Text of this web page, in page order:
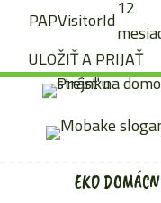
Preskočiť
EKO
PAPVisitorId12
ULOŽIŤ A PRIJAŤ